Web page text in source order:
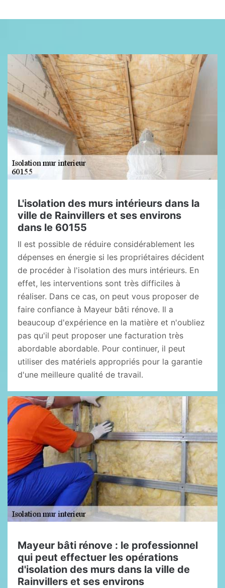
L'isolation des murs intérieurs dans la
ville de Rainvillers et ses environs
dans le 60155
Il est possible de réduire considérablement les
dépenses en énergie si les propriétaires décident
de procéder à l'isolation des murs intérieurs. En
effet, les interventions sont très difficiles à
réaliser. Dans ce cas, on peut vous proposer de
faire confiance à Mayeur bâti rénove. Il a
beaucoup d'expérience en la matière et n'oubliez
pas qu'il peut proposer une facturation très
abordable abordable. Pour continuer, il peut
utiliser des matériels appropriés pour la garantie
d'une meilleure qualité de travail.
Mayeur bâti rénove : le professionnel
qui peut effectuer les opérations
d'isolation des murs dans la ville de
Rainvillers et ses environs